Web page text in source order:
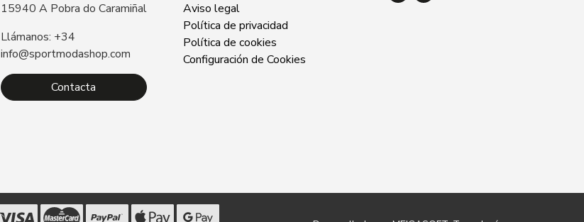
15940 A Pobra do Caramiñal
Llámanos: +34
info@sportmodashop.com
Contacta
Aviso legal
Política de privacidad
Política de cookies
Configuración de Cookies